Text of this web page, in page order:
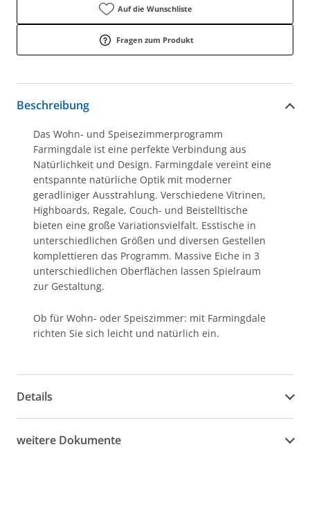
Auf die Wunschliste
Fragen zum Produkt
Beschreibung
Das Wohn- und Speisezimmerprogramm
Farmingdale ist eine perfekte Verbindung aus
Natürlichkeit und Design. Farmingdale vereint eine
entspannte natürliche Optik mit moderner
geradliniger Ausstrahlung. Verschiedene Vitrinen,
Highboards, Regale, Couch- und Beistelltische
bieten eine große Variationsvielfalt. Esstische in
unterschiedlichen Größen und diversen Gestellen
komplettieren das Programm. Massive Eiche in 3
unterschiedlichen Oberflächen lassen Spielraum
zur Gestaltung.
Ob für Wohn- oder Speiszimmer: mit Farmingdale
richten Sie sich leicht und natürlich ein.
Details
weitere Dokumente